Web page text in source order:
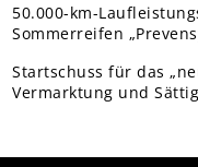
50.000-km-
Sommerreifen
Startschuss für das
Vermarktung und